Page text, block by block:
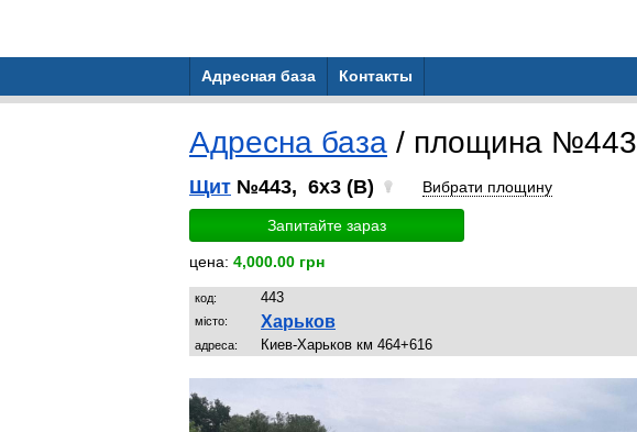
Адресная база Контакты
Адресна база / площина №443
Щит №443, 6x3 (B) Вибрати площину
Запитайте зараз
цена: 4,000.00 грн
код: 443
місто: Харьков
адреса: Киев-Харьков км 464+616